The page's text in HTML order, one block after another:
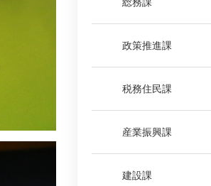
政策推進課
税務住民課
産業振興課
建設課